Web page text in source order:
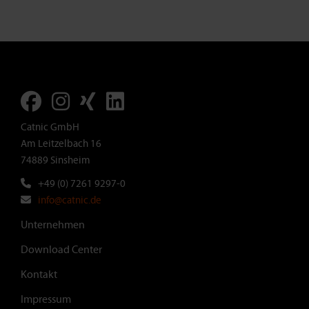
Catnic GmbH
Am Leitzelbach 16
74889 Sinsheim
+49 (0) 7261 9297-0
info@catnic.de
Footer
Unternehmen
Download Center
Kontakt
Impressum